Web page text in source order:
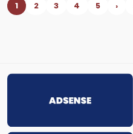
1 2 3 4 5 ›